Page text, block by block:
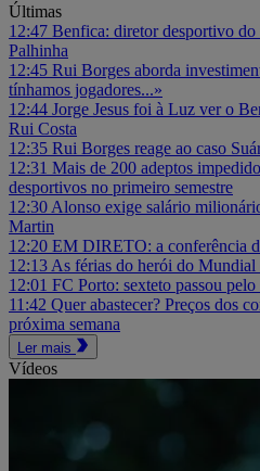
Últimas
12:47 Benfica: diretor desportivo do
Palhinha
12:45 Rui Borges aborda
tínhamos jogadores...»
12:44 Jorge Jesus foi à Luz ver o
Rui Costa
12:35 Rui Borges reage ao caso
12:31 Mais de 200 adeptos
desportivos no primeiro semestre
12:30 Alonso exige salário
Martin
12:20 EM DIRETO: a conferência
12:13 As férias do herói do Mundial
12:01 FC Porto: sexteto passou
11:42 Quer abastecer? Preços dos
próxima semana
Ler mais
Vídeos